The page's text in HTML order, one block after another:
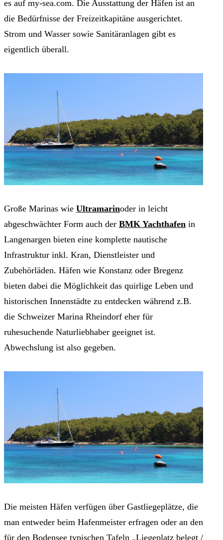
es auf my-sea.com. Die Ausstattung der Häfen ist an
die Bedürfnisse der Freizeitkapitäne ausgerichtet.
Strom und Wasser sowie Sanitäranlagen gibt es
eigentlich überall.
Große Marinas wie Ultramarinoder in leicht
abgeschwächter Form auch der BMK Yachthafen in
Langenargen bieten eine komplette nautische
Infrastruktur inkl. Kran, Dienstleister und
Zubehörläden. Häfen wie Konstanz oder Bregenz
bieten dabei die Möglichkeit das quirlige Leben und
historischen Innenstädte zu entdecken während z.B.
die Schweizer Marina Rheindorf eher für
ruhesuchende Naturliebhaber geeignet ist.
Abwechslung ist also gegeben.
Die meisten Häfen verfügen über Gastliegeplätze, die
man entweder beim Hafenmeister erfragen oder an den
für den Bodensee typischen Tafeln „Liegeplatz belegt /